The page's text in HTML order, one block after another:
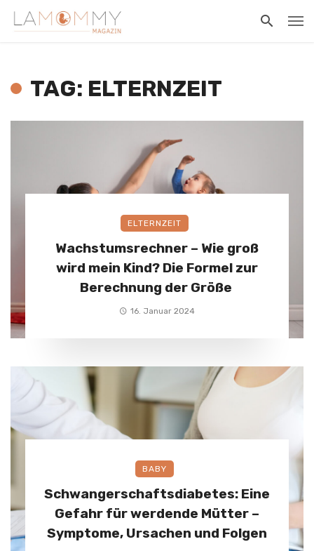
TAG: ELTERNZEIT
ELTERNZEIT
Wachstumsrechner – Wie groß
wird mein Kind? Die Formel zur
Berechnung der Größe
16. Januar 2024
BABY
Schwangerschaftsdiabetes: Eine
Gefahr für werdende Mütter –
Symptome, Ursachen und Folgen